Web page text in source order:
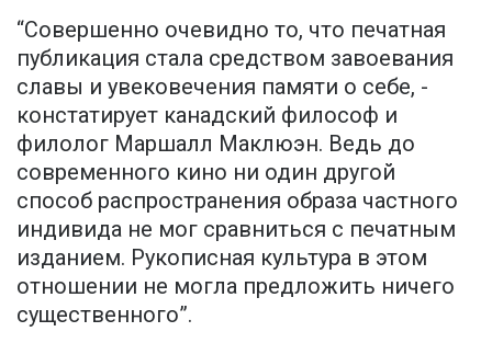
“Совершенно очевидно то, что печатная
публикация стала средством завоевания
славы и увековечения памяти о себе, -
констатирует канадский философ и
филолог Маршалл Маклюэн. Ведь до
современного кино ни один другой
способ распространения образа частного
индивида не мог сравниться с печатным
изданием. Рукописная культура в этом
отношении не могла предложить ничего
существенного”.